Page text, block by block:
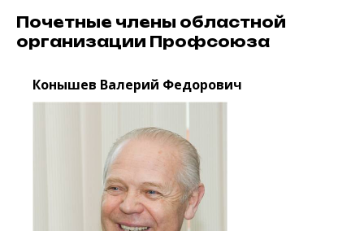
Почетные члены областной
организации Профсоюза
Конышев Валерий Федорович